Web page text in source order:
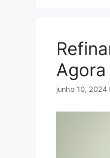
Agora
junho 10, 2024